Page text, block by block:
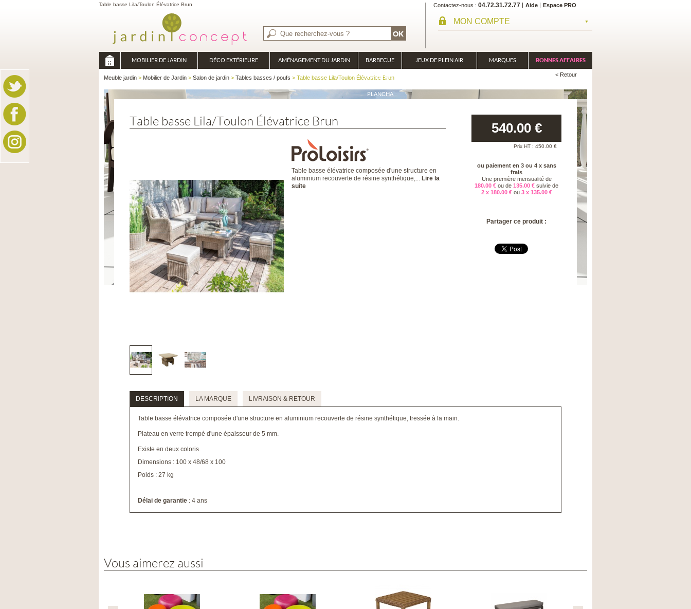
Table basse Lila/Toulon Élévatrice Brun Contactez-nous 04.72.31.72.77 Aide Espace PRO
MON COMPTE
MOBILIER DE JARDIN DÉCO EXTÉRIEURE AMÉNAGEMENT DU JARDIN BARBECUE
BRASÉRO
PLANCHA
JEUX DE PLEIN AIR MARQUES BONNES AFFAIRES
Meuble jardin > Mobilier de Jardin > Salon de jardin > Tables basses / poufs > Table basse Lila/Toulon Élévatrice Brun < Retour
Table basse Lila/Toulon Élévatrice Brun
Table basse élévatrice composée d'une structure en
aluminium recouverte de résine synthétique,... Lire la
suite
540.00 €
Prix HT : 450.00 €
ou paiement en 3 ou 4 x sans
frais
Une première mensualité de
180.00 € ou de 135.00 € suivie de
2 x 180.00 € ou 3 x 135.00 €
Partager ce produit :
DESCRIPTION LA MARQUE LIVRAISON & RETOUR
Table basse élévatrice composée d'une structure en aluminium recouverte de résine synthétique, tressée à la main.
Plateau en verre trempé d'une épaisseur de 5 mm.
Existe en deux coloris.
Dimensions : 100 x 48/68 x 100
Poids : 27 kg
Délai de garantie : 4 ans
Vous aimerez aussi